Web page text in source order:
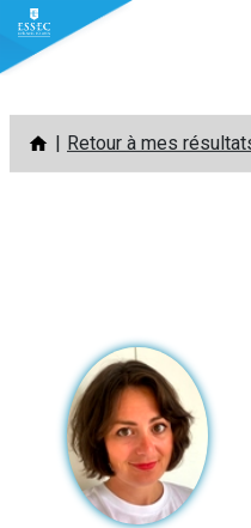
Aller
contenu
Retour à mes